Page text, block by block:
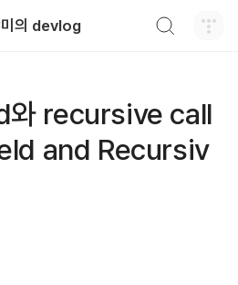
의 devlog
recursive call
and Recursiv